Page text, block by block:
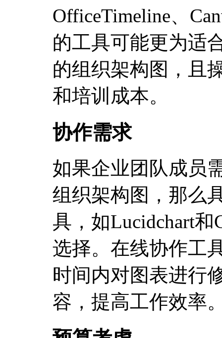
OfficeTimeline、
的工具可能更为适
的组织架构图，且
和培训成本。
协作需求
如果企业团队成员
组织架构图，那么
具，如Lucidchart和
选择。在线协作工
时间内对图表进行
容，提高工作效率